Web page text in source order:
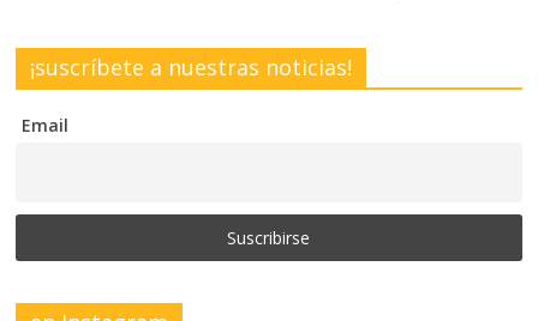
¡suscríbete a nuestras noticias!
Email